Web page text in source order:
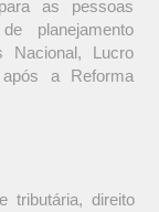
as pessoas
planejamento
Nacional, Lucro
a Reforma
tributária, direito